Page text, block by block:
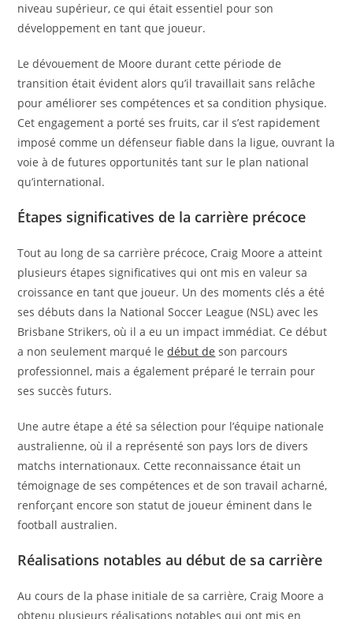
niveau supérieur, ce qui était essentiel pour son
développement en tant que joueur.
Le dévouement de Moore durant cette période de
transition était évident alors qu’il travaillait sans relâche
pour améliorer ses compétences et sa condition physique.
Cet engagement a porté ses fruits, car il s’est rapidement
imposé comme un défenseur fiable dans la ligue, ouvrant la
voie à de futures opportunités tant sur le plan national
qu’international.
Étapes significatives de la carrière précoce
Tout au long de sa carrière précoce, Craig Moore a atteint
plusieurs étapes significatives qui ont mis en valeur sa
croissance en tant que joueur. Un des moments clés a été
ses débuts dans la National Soccer League (NSL) avec les
Brisbane Strikers, où il a eu un impact immédiat. Ce début
a non seulement marqué ledébut de son parcours
professionnel, mais a également préparé le terrain pour
ses succès futurs.
Une autre étape a été sa sélection pour l’équipe nationale
australienne, où il a représenté son pays lors de divers
matchs internationaux. Cette reconnaissance était un
témoignage de ses compétences et de son travail acharné,
renforçant encore son statut de joueur éminent dans le
football australien.
Réalisations notables au début de sa carrière
Au cours de la phase initiale de sa carrière, Craig Moore a
obtenu plusieurs réalisations notables qui ont mis en